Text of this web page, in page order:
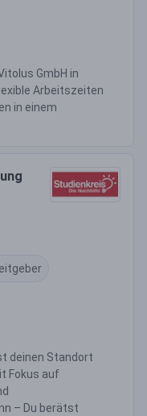
GmbH in
Arbeitszeiten
in einem
deinen Standort
Fokus auf
– Du berätst